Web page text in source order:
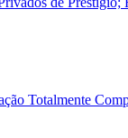
Totalmente